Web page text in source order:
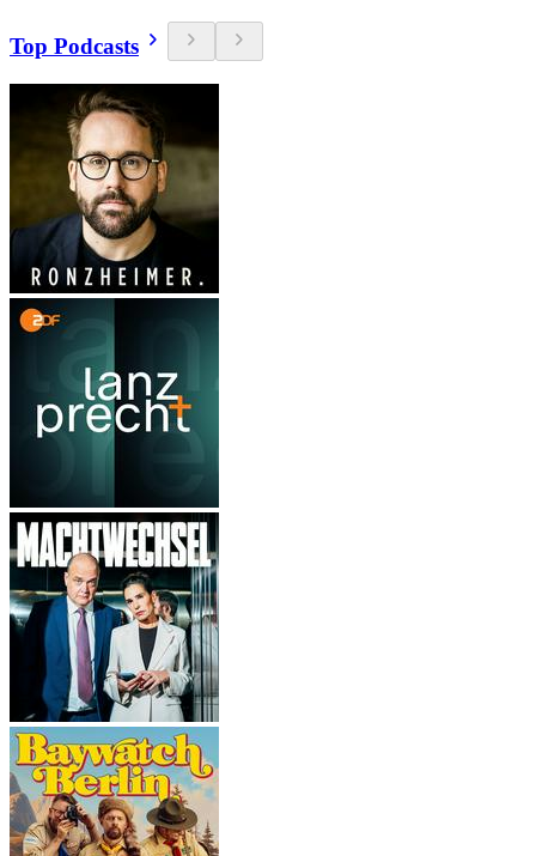
Top Podcasts